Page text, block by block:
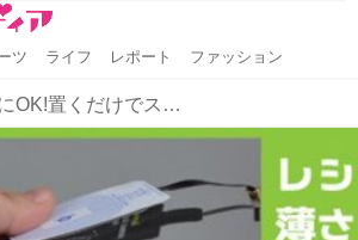
ツ ライフ レポート ファッション
2台同時にOK!置くだけでスマホをワイヤレスチャージできる超便利充電器!